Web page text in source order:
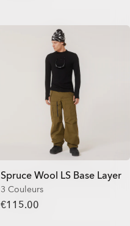
Spruce Wool LS Base Layer
3 Couleurs
€115.00